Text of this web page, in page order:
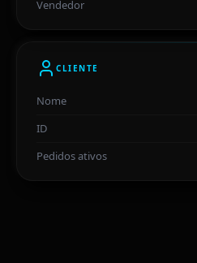
Vendedor
CLIENTE
Nome
ID
Pedidos ativos